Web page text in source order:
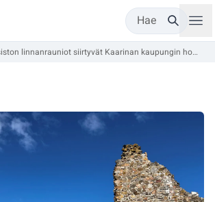
Hae
Kuusiston linnanrauniot siirtyvät Kaarinan kaupungin hoitoon